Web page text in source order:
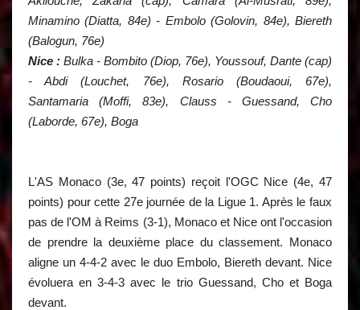
Minamino (Diatta, 84e) - Embolo (Golovin, 84e), Biereth
(Balogun, 76e)
Nice : Bulka - Bombito (Diop, 76e), Youssouf, Dante (cap)
- Abdi (Louchet, 76e), Rosario (Boudaoui, 67e),
Santamaria (Moffi, 83e), Clauss - Guessand, Cho
(Laborde, 67e), Boga
L'AS Monaco (3e, 47 points) reçoit l'OGC Nice (4e, 47
points) pour cette 27e journée de la Ligue 1. Après le faux
pas de l'OM à Reims (3-1), Monaco et Nice ont l'occasion
de prendre la deuxième place du classement. Monaco
aligne un 4-4-2 avec le duo Embolo, Biereth devant. Nice
évoluera en 3-4-3 avec le trio Guessand, Cho et Boga
devant.